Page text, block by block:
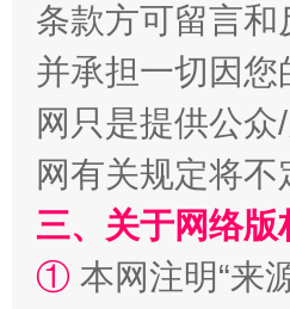
阿坝州三大球赛在茂县
条款方可留言
并承担一切因
网只是提供公
网有关规定将
三、关于网络版
① 本网注明“来